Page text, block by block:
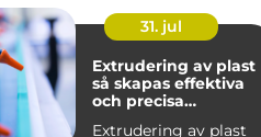
31. jul
Extrudering av plast
så skapas effektiva
och precisa
Extrudering av plast